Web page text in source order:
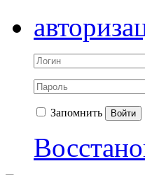
Запомнить Войти